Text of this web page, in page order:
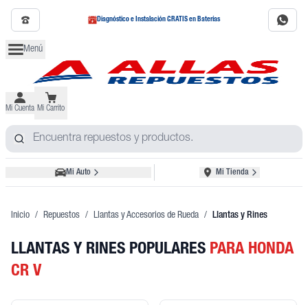
Diagnóstico e Instalación GRATIS en Baterías
Menú
Mi Cuenta Mi Carrito
Mi Auto Mi Tienda
Inicio / Repuestos / Llantas y Accesorios de Rueda / Llantas y Rines
LLANTAS Y RINES POPULARES PARA HONDA
CR V